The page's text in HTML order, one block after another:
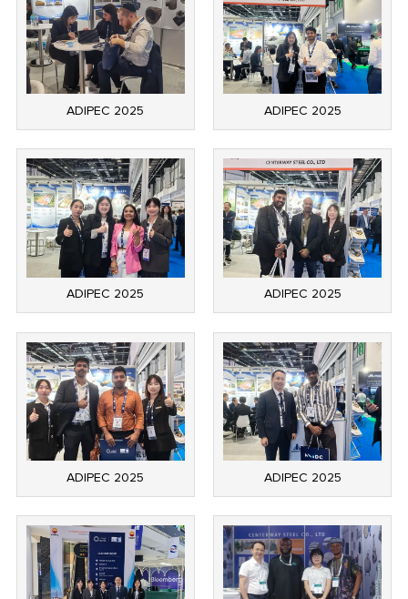
ADIPEC 2025 ADIPEC 2025
ADIPEC 2025 ADIPEC 2025
ADIPEC 2025 ADIPEC 2025